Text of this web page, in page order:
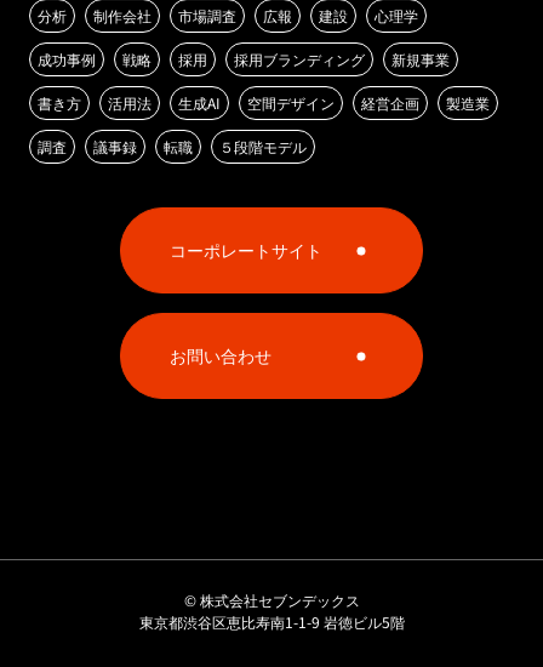
分析 制作会社 市場調査 広報 建設 心理学
成功事例 戦略 採用 採用ブランディング 新規事業
書き方 活用法 生成AI 空間デザイン 経営企画 製造業
調査 議事録 転職 ５段階モデル
コーポレートサイト
お問い合わせ
©株式会社セブンデックス
東京都渋谷区恵比寿南1-1-9 岩徳ビル5階